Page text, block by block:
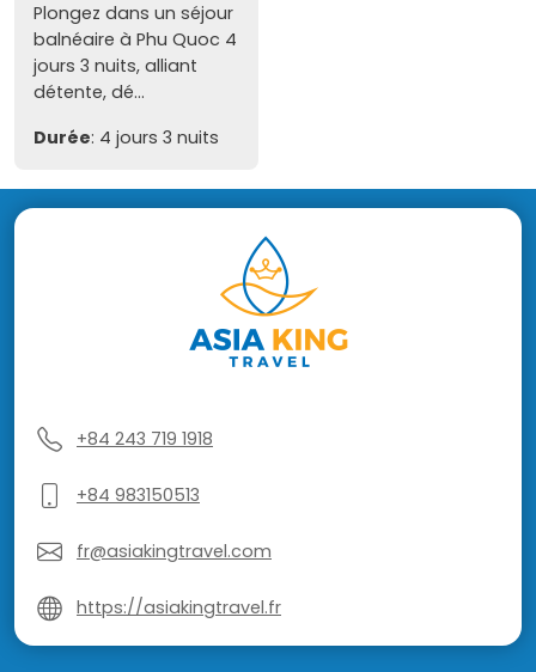
Plongez dans un séjour
balnéaire à Phu Quoc 4
jours 3 nuits, alliant
détente, dé...
Durée: 4 jours 3 nuits
+84 243 719 1918
+84 983150513
fr@asiakingtravel.com
https://asiakingtravel.fr